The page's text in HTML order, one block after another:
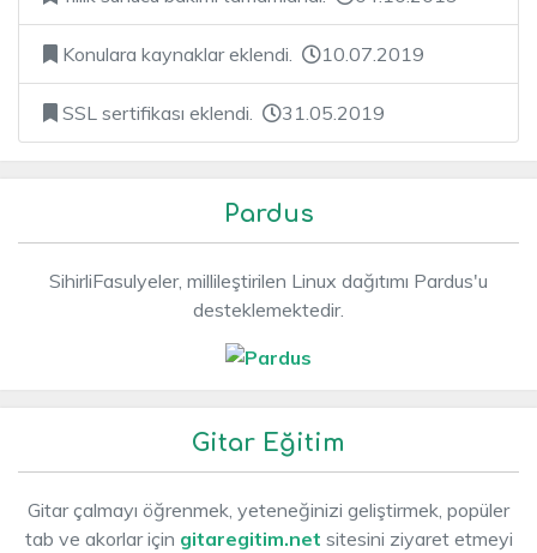
Konulara kaynaklar eklendi. 10.07.2019
SSL sertifikası eklendi. 31.05.2019
Pardus
SihirliFasulyeler, millileştirilen Linux dağıtımı Pardus'u
desteklemektedir.
Gitar Eğitim
Gitar çalmayı öğrenmek, yeteneğinizi geliştirmek, popüler
tab ve akorlar için gitaregitim.net sitesini ziyaret etmeyi